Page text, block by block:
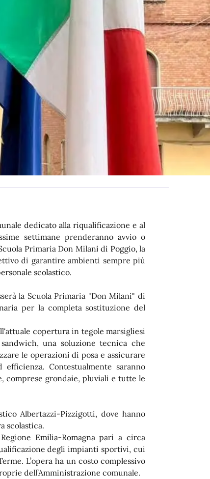
dedicato alla riqualificazione e al
settimane prenderanno avvio o
Primaria Don Milani di Poggio, la
di garantire ambienti sempre più
scolastico.
la Scuola Primaria "Don Milani" di
per la completa sostituzione del
copertura in tegole marsigliesi
una soluzione tecnica che
le operazioni di posa e assicurare
Contestualmente saranno
comprese grondaie, pluviali e tutte le
Albertazzi-Pizzigotti, dove hanno
scolastica.
Emilia-Romagna pari a circa
degli impianti sportivi, cui
L’opera ha un costo complessivo
dell’Amministrazione comunale.